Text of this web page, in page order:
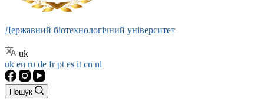
Державний біотехнологічний університет
uk
uk en ru de frpt es it cn nl
Пошук